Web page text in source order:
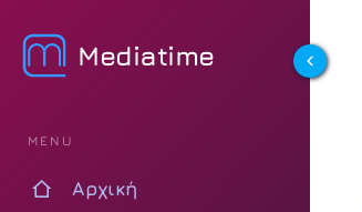
Mediatime
MENU
Αρχική